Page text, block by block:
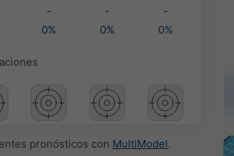
- -
-
0% 0% 0%
pronósticos con MultiModel.